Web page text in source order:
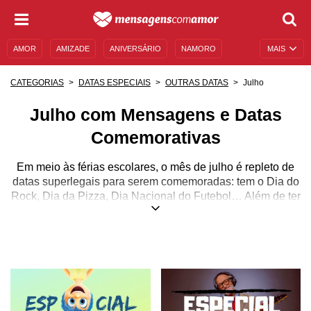
MAIS
AMOR AMIZADE ANIVERSÁRIO NAMORO
CATEGORIAS DATAS ESPECIAIS OUTRAS DATAS Julho
Julho com Mensagens e Datas
Comemorativas
Em meio às férias escolares, o mês de julho é repleto de
datas superlegais para serem comemoradas: tem o Dia do
Rock, Dia da Pizza, Dia Nacional do Futebol… Além de ter
algumas datas específicas para homenagear certas
Então, para não esquecer nenhuma dessas celebrações,
anote agora mesmo cada uma delas na agenda e confira
lindas mensagens para compartilhar na forma de